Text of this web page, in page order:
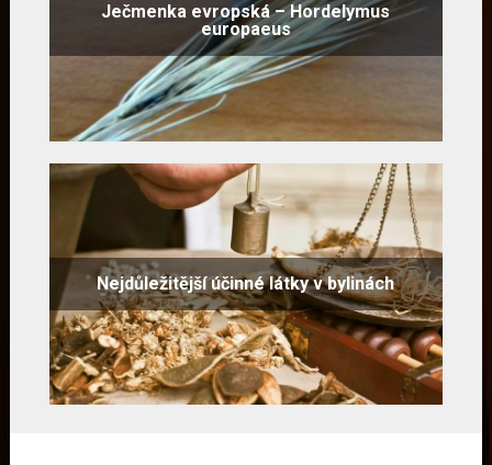
Ječmenka evropská – Hordelymus
europaeus
Nejdůležitější účinné látky v bylinách